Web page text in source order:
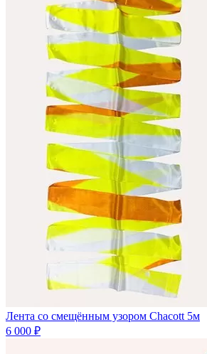
Лента со смещённым узором Chacott 5м
6 000 ₽